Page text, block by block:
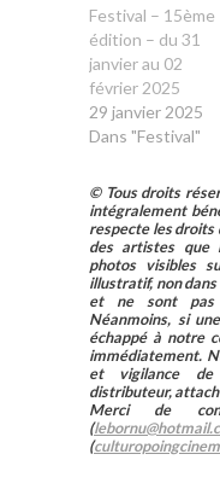
Festival – 15ème
édition – du 31
janvier au 02
février 2025
29 janvier 2025
Dans "Festival"
© Tous droits
intégralement
respecte les droits
des artistes que
photos visibles
illustratif, non
et ne sont pas
Néanmoins, si
échappé à notre
immédiatement.
et vigilance de
distributeur,
Merci de
(
(